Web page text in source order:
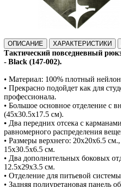
ОПИСАНИЕ ХАРАКТЕРИСТИКИ
Тактический повседневный
- Black (147-002).
• Материал: 100% плотный
• Прекрасно подойдет как для
профессионала.
• Большое основное отделение с
(45x30.5x17.5 см).
• Два передних отсека с
равномерного распределения
• Размеры верхнего: 20x20x6.5
15x30.5x6.5 см.
• Два дополнительных боковых
12.5x29x3.5 см.
• Отделение для питьевой
• Задняя полиуретановая панель